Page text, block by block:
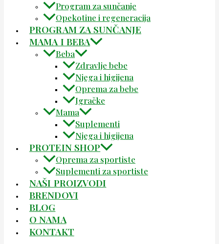
Program za sunčanje
Opekotine i regeneracija
PROGRAM ZA SUNČANJE
MAMA I BEBA
Beba
Zdravlje bebe
Njega i higijena
Oprema za bebe
Igračke
Mama
Suplementi
Njega i higijena
PROTEIN SHOP
Oprema za sportiste
Suplementi za sportiste
NAŠI PROIZVODI
BRENDOVI
BLOG
O NAMA
KONTAKT